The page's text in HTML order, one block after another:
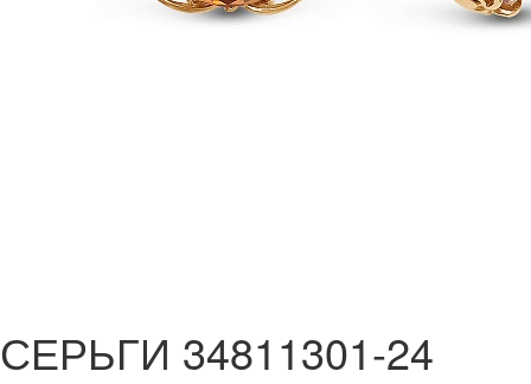
СЕРЬГИ 34811301-24